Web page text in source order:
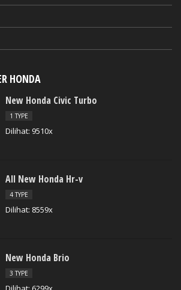
HONDA
New Honda Civic Turbo
1 TYPE
Dilihat: 9510x
All New Honda Hr-v
4 TYPE
Dilihat: 8559x
New Honda Brio
3 TYPE